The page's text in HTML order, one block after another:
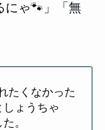
にゃ🐾」「無
たくなかった
ょうちゃ
。